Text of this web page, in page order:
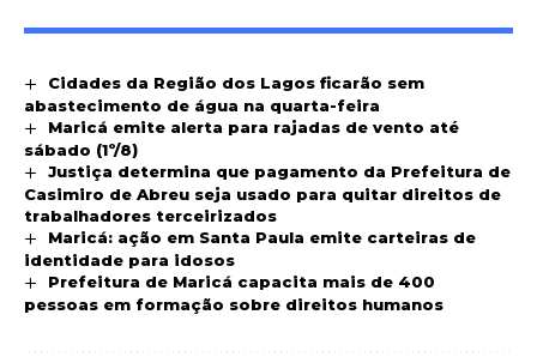
Cidades da Região dos Lagos ficarão sem
abastecimento de água na quarta-feira
Maricá emite alerta para rajadas de vento até
sábado (1º/8)
Justiça determina que pagamento da Prefeitura de
Casimiro de Abreu seja usado para quitar direitos de
trabalhadores terceirizados
Maricá: ação em Santa Paula emite carteiras de
identidade para idosos
Prefeitura de Maricá capacita mais de 400
pessoas em formação sobre direitos humanos